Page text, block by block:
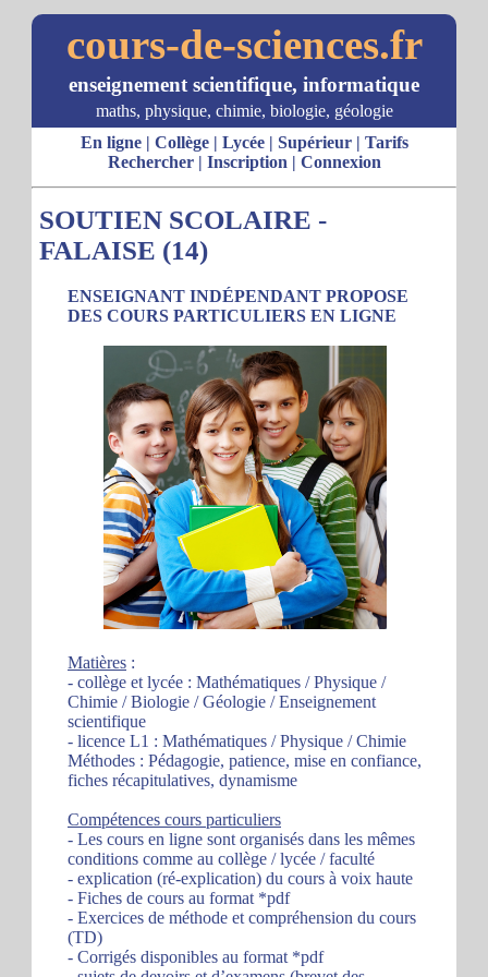
cours-de-sciences.fr
enseignement scientifique, informatique
maths, physique, chimie, biologie, géologie
En ligne| Collège| Lycée| Supérieur| Tarifs
Rechercher| Inscription | Connexion
SOUTIEN SCOLAIRE -
FALAISE (14)
ENSEIGNANT INDÉPENDANT PROPOSE
DES COURS PARTICULIERS EN LIGNE
Matières :
- collège et lycée : Mathématiques / Physique /
Chimie / Biologie / Géologie / Enseignement
scientifique
- licence L1 : Mathématiques / Physique / Chimie
Méthodes : Pédagogie, patience, mise en confiance,
fiches récapitulatives, dynamisme
Compétences cours particuliers
- Les cours en ligne sont organisés dans les mêmes
conditions comme au collège / lycée / faculté
- explication (ré-explication) du cours à voix haute
- Fiches de cours au format *pdf
- Exercices de méthode et compréhension du cours
(TD)
- Corrigés disponibles au format *pdf